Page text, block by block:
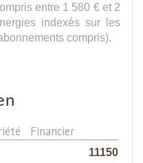
entre 1 580 € et 2
indexés sur les
compris).
Financier
11150